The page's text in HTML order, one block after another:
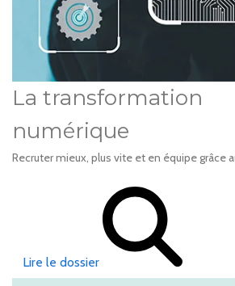
La transformation
numérique
Recruter mieux, plus vite et en équipe grâce
Lire le dossier